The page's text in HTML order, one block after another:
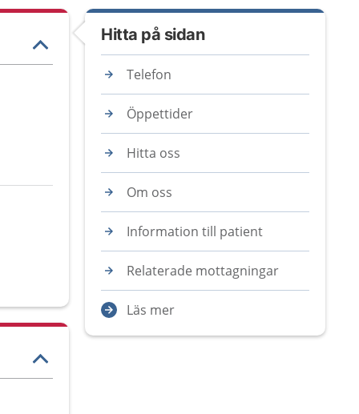
Hitta på sidan
Telefon
Öppettider
Hitta oss
Om oss
Information till patient
Relaterade mottagningar
Läs mer